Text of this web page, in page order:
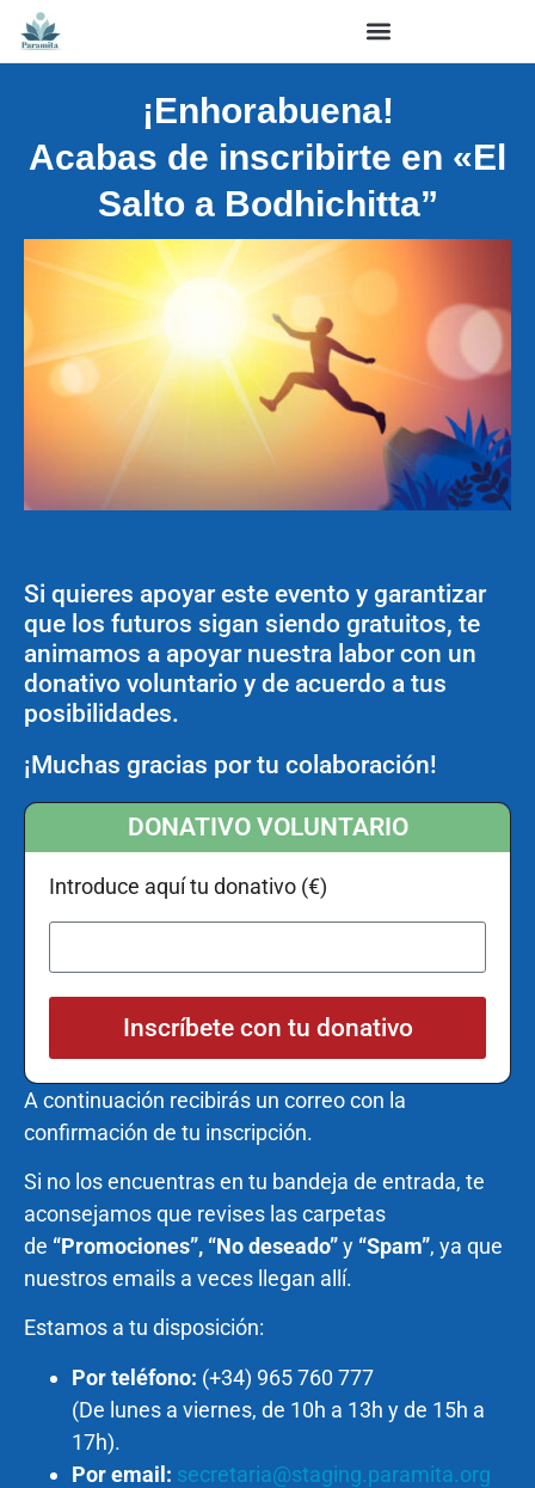
¡Enhorabuena!
Acabas de inscribirte en «El
Salto a Bodhichitta”
Si quieres apoyar este evento y garantizar
que los futuros sigan siendo gratuitos, te
animamos a apoyar nuestra labor con un
donativo voluntario y de acuerdo a tus
posibilidades.
¡Muchas gracias por tu colaboración!
DONATIVO VOLUNTARIO
Introduce aquí tu donativo (€)
Inscríbete con tu donativo
A continuación recibirás un correo con la
confirmación de tu inscripción.
Si no los encuentras en tu bandeja de entrada, te
aconsejamos que revises las carpetas
de “Promociones”, “No deseado”y “Spam”, ya que
nuestros emails a veces llegan allí.
Estamos a tu disposición:
Por teléfono: (+34) 965 760 777
(De lunes a viernes, de 10h a 13h y de 15h a
17h).
Por email: secretaria@staging.paramita.org